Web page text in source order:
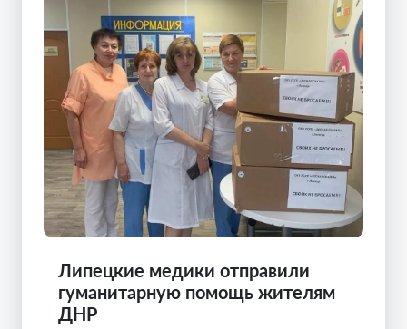
Липецкие медики отправили
гуманитарную помощь жителям
ДНР